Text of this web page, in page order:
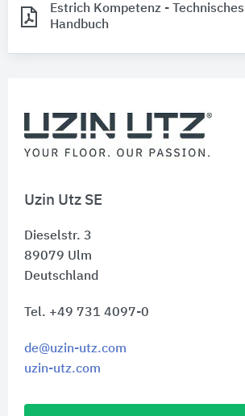
Uzin Utz SE
Dieselstr. 3
89079 Ulm
Deutschland
Tel. +49 731 4097-0
de@uzin-utz.com
uzin-utz.com
Estrich Kompetenz - Technisches
Handbuch